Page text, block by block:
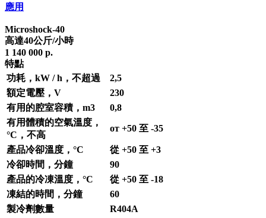
應用
Microshock-40
高達40公斤/小時
1 140 000 р.
特點
功耗，kW / h，不超過
2,5
額定電壓，V
230
有用的腔室容積，m3
0,8
有用體積的空氣溫度，
°С，不高
от +50 至 -35
產品冷卻溫度，°С
從 +50 至 +3
冷卻時間，分鐘
90
產品的冷凍溫度，°С
從 +50 至 -18
凍結的時間，分鐘
60
製冷劑數量
R404A